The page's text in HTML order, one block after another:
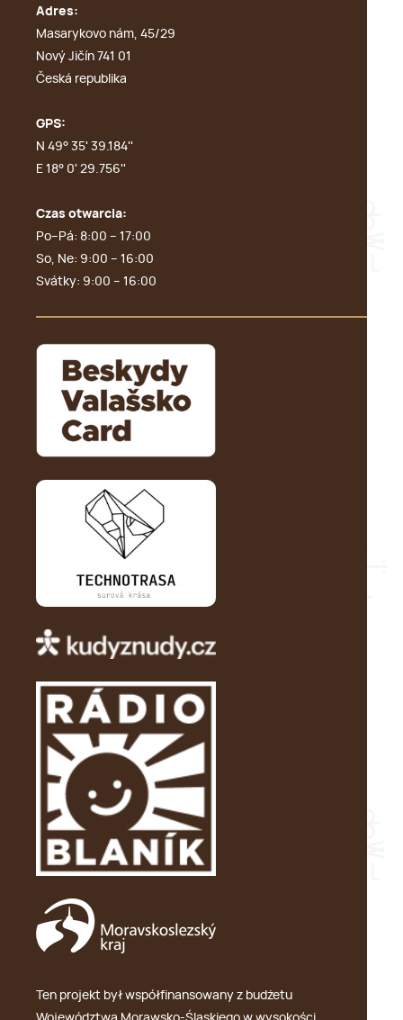
Adres:
Masarykovo nám, 45/29
Nový Jičín 741 01
Česká republika
GPS:
N 49° 35' 39.184''
E 18° 0' 29.756''
Czas otwarcia:
Po–Pá: 8:00 – 17:00
So, Ne: 9:00 – 16:00
Svátky: 9:00 – 16:00
Ten projekt był współfinansowany z budżetu